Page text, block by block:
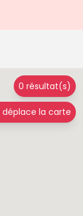
0 résultat(s)
déplace la carte